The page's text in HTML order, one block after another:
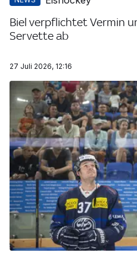
Biel verpflichtet Vermin
Servette ab
27 Juli 2026, 12:16